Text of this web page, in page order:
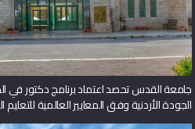
جامعة القدس تحصد اعتماد برنامج دكتور في
الجودة الأردنية وفق المعايير العالمية للتعليم